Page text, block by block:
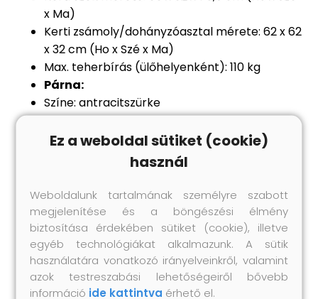
x Ma)
Kerti zsámoly/dohányzóasztal mérete: 62 x 62
x 32 cm (Ho x Szé x Ma)
Max. teherbírás (ülőhelyenként): 110 kg
Párna:
Színe: antracitszürke
Huzat anyaga: oxford-szövet
Töltőanyag: polipropilén pamut
Ülőpárna mérete: 60 x 60 x 12 cm (Ho x Szé x
Hátpárna mérete: 60 x 32 x 12 cm (Ho x Szé x
Va)
Összeszerelést igényel: igen
A szállítmány tartalma:
2 db középső kanapé
2 db kerti szék
Ez a weboldal sütiket (cookie)
használ
Weboldalunk tartalmának személyre szabott
megjelenítése és a böngészési élmény
biztosítása érdekében sütiket (cookie), illetve
egyéb technológiákat alkalmazunk. A sütik
használatára vonatkozó irányelveinkről, valamint
azok testreszabási lehetőségeiről bővebb
információ ide kattintva érhető el.